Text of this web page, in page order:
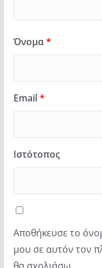
Όνομα*
Email*
Ιστότοπος
Αποθήκευσε το
μου σε αυτόν τον